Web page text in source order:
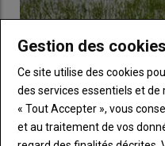
Comment se faire
Gestion des cookies
Ce site utilise des cookies
des services essentiels et de
« Tout Accepter », vous
et au traitement de vos